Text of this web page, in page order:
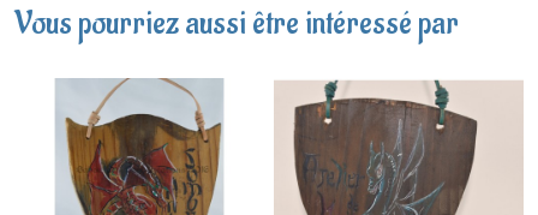
Vous pourriez aussi être intéressé par